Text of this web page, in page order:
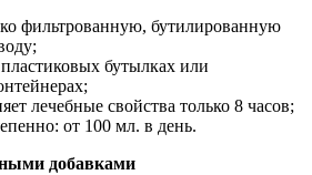
фильтрованную, бутилированную
бутылках или
лечебные свойства только 8 часов;
от 100 мл. в день.
добавками